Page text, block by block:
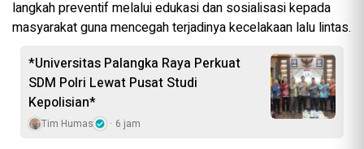
langkah preventif melalui edukasi dan sosialisasi kepada
masyarakat guna mencegah terjadinya kecelakaan lalu lintas.
*Universitas Palangka Raya Perkuat
SDM Polri Lewat Pusat Studi
Kepolisian*
Tim Humas 6 jam